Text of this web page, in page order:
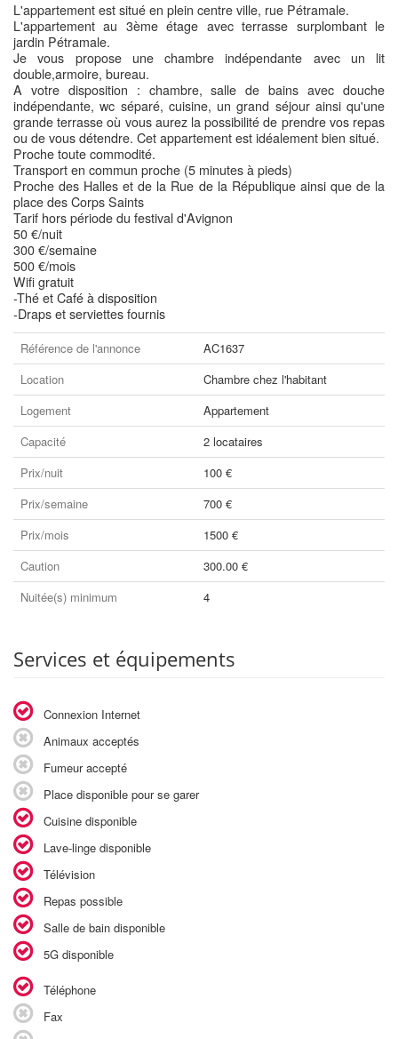
L'appartement est situé en plein centre ville, rue Pétramale.
L'appartement au 3ème étage avec terrasse surplombant le
jardin Pétramale.
Je vous propose une chambre indépendante avec un lit
double,armoire, bureau.
A votre disposition : chambre, salle de bains avec douche
indépendante, wc séparé, cuisine, un grand séjour ainsi qu'une
grande terrasse où vous aurez la possibilité de prendre vos repas
ou de vous détendre. Cet appartement est idéalement bien situé.
Proche toute commodité.
Transport en commun proche (5 minutes à pieds)
Proche des Halles et de la Rue de la République ainsi que de la
place des Corps Saints
Tarif hors période du festival d'Avignon
50 €/nuit
300 €/semaine
500 €/mois
Wifi gratuit
-Thé et Café à disposition
-Draps et serviettes fournis
Référence de l'annonce
AC1637
Location
Chambre chez l'habitant
Logement
Appartement
Capacité
2 locataires
Prix/nuit
100 €
Prix/semaine
700 €
Prix/mois
1500 €
Caution
300.00 €
Nuitée(s) minimum
4
Services et équipements
Connexion Internet
Animaux acceptés
Fumeur accepté
Place disponible pour se garer
Cuisine disponible
Lave-linge disponible
Télévision
Repas possible
Salle de bain disponible
5G disponible
Téléphone
Fax